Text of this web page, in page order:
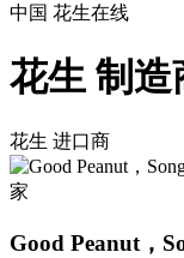
中国 花生在线
花生 制造
花生 进口商
Good Peanut，